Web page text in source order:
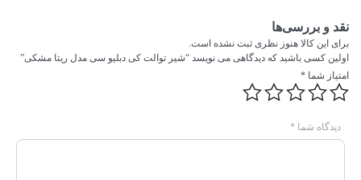
نقد و بررسی‌ها
برای این کالا هنوز نظری ثبت نشده است.
اولین کسی باشید که دیدگاهی می نویسد “شیر توالت کی دبلیو سی مدل ریتا مشکی”
امتیاز شما *
دیدگاه شما *